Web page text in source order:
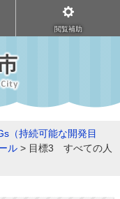
閲覧補助
（持続可能な開発目
ル > 目標3 すべての人